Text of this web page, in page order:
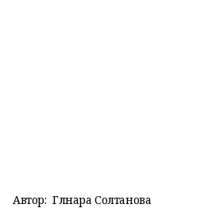
Автор: Гөлнара Солтанова